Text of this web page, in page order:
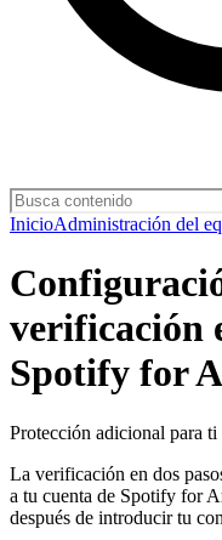
InicioAdministración del
verificación
Spotify for
Protección adicional para
La verificación en dos
a tu cuenta de Spotify for
después de introducir tu